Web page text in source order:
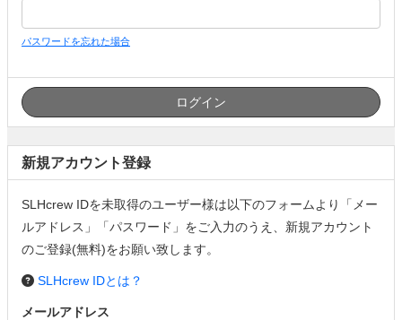
パスワードを忘れた場合
新規アカウント登録
SLHcrew IDを未取得のユーザー様は以下のフォームより「メー
ルアドレス」「パスワード」をご入力のうえ、新規アカウント
のご登録(無料)をお願い致します。
SLHcrew IDとは？
メールアドレス